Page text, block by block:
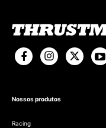
Nossos produtos
Racing